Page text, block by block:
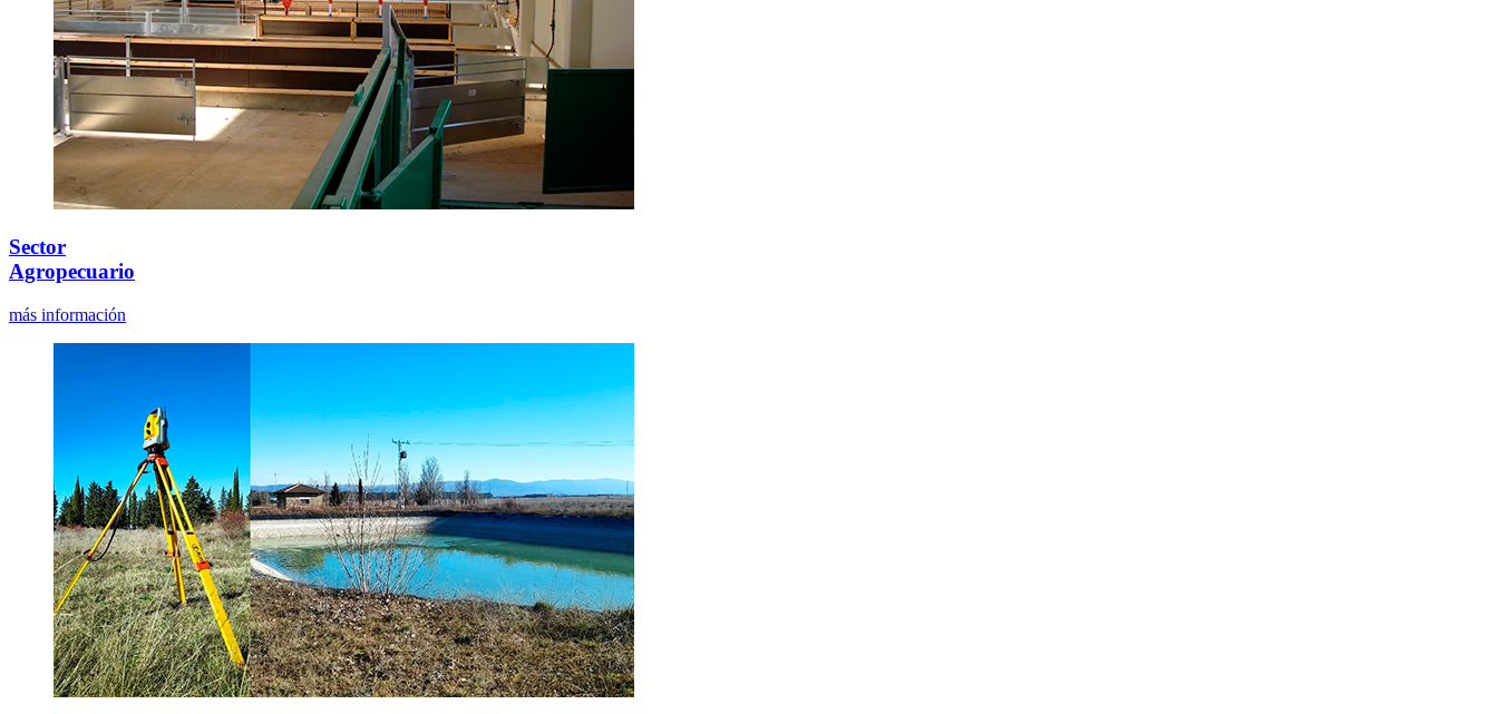
Sector
Agropecuario
más información